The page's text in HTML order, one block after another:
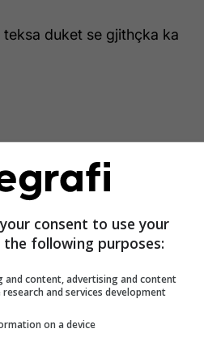
duket se gjithçka ka
consent to use your
following purposes:
and content, advertising and content
and services development
on a device